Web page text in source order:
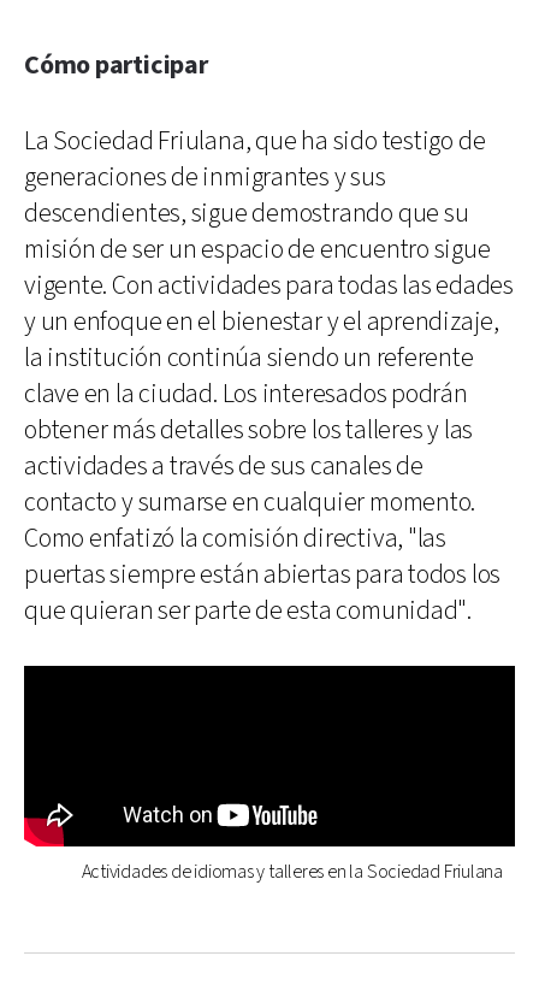
Cómo participar
La Sociedad Friulana, que ha sido testigo de
generaciones de inmigrantes y sus
descendientes, sigue demostrando que su
misión de ser un espacio de encuentro sigue
vigente. Con actividades para todas las edades
y un enfoque en el bienestar y el aprendizaje,
la institución continúa siendo un referente
clave en la ciudad. Los interesados podrán
obtener más detalles sobre los talleres y las
actividades a través de sus canales de
contacto y sumarse en cualquier momento.
Como enfatizó la comisión directiva, "las
puertas siempre están abiertas para todos los
que quieran ser parte de esta comunidad".
Actividades de idiomas y talleres en la Sociedad Friulana